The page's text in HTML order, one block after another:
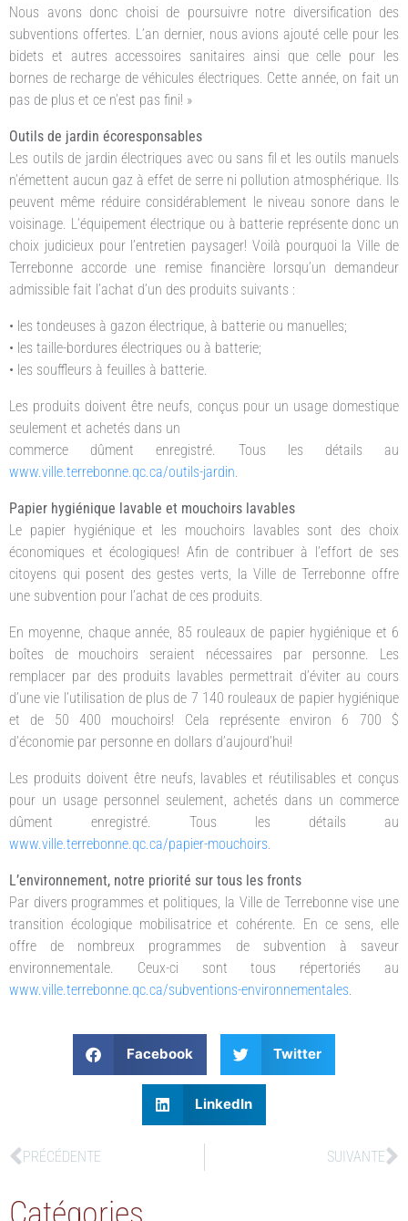
Nous avons donc choisi de poursuivre notre diversification des
subventions offertes. L’an dernier, nous avions ajouté celle pour les
bidets et autres accessoires sanitaires ainsi que celle pour les
bornes de recharge de véhicules électriques. Cette année, on fait un
pas de plus et ce n’est pas fini! »
Outils de jardin écoresponsables
Les outils de jardin électriques avec ou sans fil et les outils manuels
n’émettent aucun gaz à effet de serre ni pollution atmosphérique. Ils
peuvent même réduire considérablement le niveau sonore dans le
voisinage. L’équipement électrique ou à batterie représente donc un
choix judicieux pour l’entretien paysager! Voilà pourquoi la Ville de
Terrebonne accorde une remise financière lorsqu’un demandeur
admissible fait l’achat d’un des produits suivants :
• les tondeuses à gazon électrique, à batterie ou manuelles;
• les taille-bordures électriques ou à batterie;
• les souffleurs à feuilles à batterie.
Les produits doivent être neufs, conçus pour un usage domestique
seulement et achetés dans un
commerce dûment enregistré. Tous les détails au
www.ville.terrebonne.qc.ca/outils-jardin
Papier hygiénique lavable et mouchoirs lavables
Le papier hygiénique et les mouchoirs lavables sont des choix
économiques et écologiques! Afin de contribuer à l’effort de ses
citoyens qui posent des gestes verts, la Ville de Terrebonne offre
une subvention pour l’achat de ces produits.
En moyenne, chaque année, 85 rouleaux de papier hygiénique et 6
boîtes de mouchoirs seraient nécessaires par personne. Les
remplacer par des produits lavables permettrait d’éviter au cours
d’une vie l’utilisation de plus de 7 140 rouleaux de papier hygiénique
et de 50 400 mouchoirs! Cela représente environ 6 700 $
d’économie par personne en dollars d’aujourd’hui!
Les produits doivent être neufs, lavables et réutilisables et conçus
pour un usage personnel seulement, achetés dans un commerce
dûment enregistré. Tous les détails au
www.ville.terrebonne.qc.ca/papier-mouchoirs
L’environnement, notre priorité sur tous les fronts
Par divers programmes et politiques, la Ville de Terrebonne vise une
transition écologique mobilisatrice et cohérente. En ce sens, elle
offre de nombreux programmes de subvention à saveur
environnementale. Ceux-ci sont tous répertoriés au
www.ville.terrebonne.qc.ca/subventions-environnementales
Facebook Twitter
LinkedIn
PRÉCÉDENTE SUIVANTE